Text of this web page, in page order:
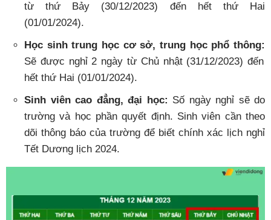
từ thứ Bảy (30/12/2023) đến hết thứ Hai
(01/01/2024).
Học sinh trung học cơ sở, trung học phổ thông:
Sẽ được nghỉ 2 ngày từ Chủ nhật (31/12/2023) đến
hết thứ Hai (01/01/2024).
Sinh viên cao đẳng, đại học: Số ngày nghỉ sẽ do
trường và học phần quyết định. Sinh viên cần theo
dõi thông báo của trường để biết chính xác lịch nghỉ
Tết Dương lịch 2024.